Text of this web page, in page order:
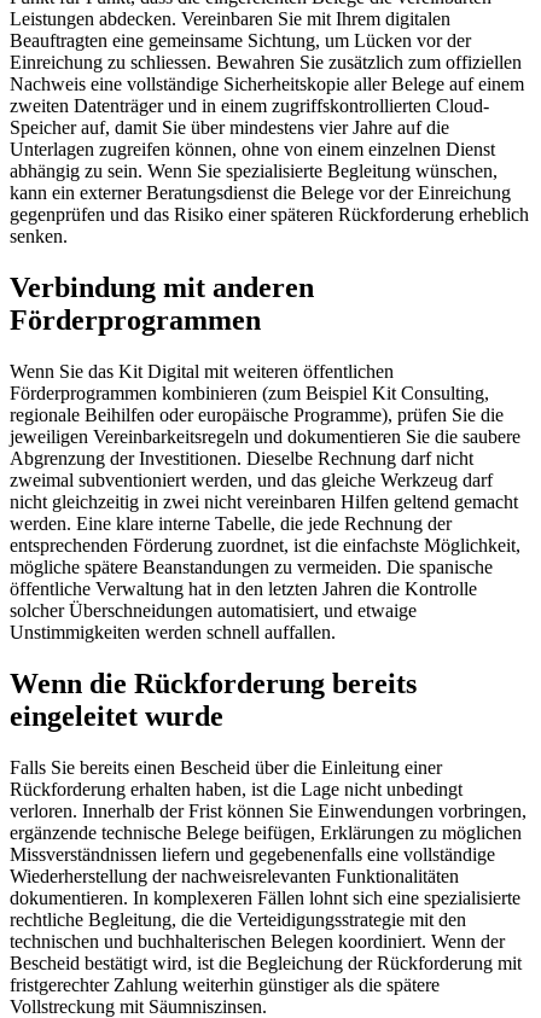
Leistungen abdecken. Vereinbaren Sie mit Ihrem digitalen
Beauftragten eine gemeinsame Sichtung, um Lücken vor der
Einreichung zu schliessen. Bewahren Sie zusätzlich zum offiziellen
Nachweis eine vollständige Sicherheitskopie aller Belege auf einem
zweiten Datenträger und in einem zugriffskontrollierten Cloud-
Speicher auf, damit Sie über mindestens vier Jahre auf die
Unterlagen zugreifen können, ohne von einem einzelnen Dienst
abhängig zu sein. Wenn Sie spezialisierte Begleitung wünschen,
kann ein externer Beratungsdienst die Belege vor der Einreichung
gegenprüfen und das Risiko einer späteren Rückforderung erheblich
senken.
Verbindung mit anderen
Förderprogrammen
Wenn Sie das Kit Digital mit weiteren öffentlichen
Förderprogrammen kombinieren (zum Beispiel Kit Consulting,
regionale Beihilfen oder europäische Programme), prüfen Sie die
jeweiligen Vereinbarkeitsregeln und dokumentieren Sie die saubere
Abgrenzung der Investitionen. Dieselbe Rechnung darf nicht
zweimal subventioniert werden, und das gleiche Werkzeug darf
nicht gleichzeitig in zwei nicht vereinbaren Hilfen geltend gemacht
werden. Eine klare interne Tabelle, die jede Rechnung der
entsprechenden Förderung zuordnet, ist die einfachste Möglichkeit,
mögliche spätere Beanstandungen zu vermeiden. Die spanische
öffentliche Verwaltung hat in den letzten Jahren die Kontrolle
solcher Überschneidungen automatisiert, und etwaige
Unstimmigkeiten werden schnell auffallen.
Wenn die Rückforderung bereits
eingeleitet wurde
Falls Sie bereits einen Bescheid über die Einleitung einer
Rückforderung erhalten haben, ist die Lage nicht unbedingt
verloren. Innerhalb der Frist können Sie Einwendungen vorbringen,
ergänzende technische Belege beifügen, Erklärungen zu möglichen
Missverständnissen liefern und gegebenenfalls eine vollständige
Wiederherstellung der nachweisrelevanten Funktionalitäten
dokumentieren. In komplexeren Fällen lohnt sich eine spezialisierte
rechtliche Begleitung, die die Verteidigungsstrategie mit den
technischen und buchhalterischen Belegen koordiniert. Wenn der
Bescheid bestätigt wird, ist die Begleichung der Rückforderung mit
fristgerechter Zahlung weiterhin günstiger als die spätere
Vollstreckung mit Säumniszinsen.